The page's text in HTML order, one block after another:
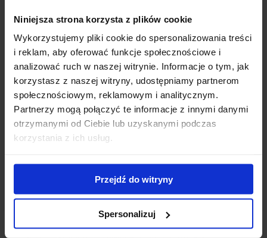
Niniejsza strona korzysta z plików cookie
Wykorzystujemy pliki cookie do spersonalizowania treści
i reklam, aby oferować funkcje społecznościowe i
analizować ruch w naszej witrynie. Informacje o tym, jak
korzystasz z naszej witryny, udostępniamy partnerom
społecznościowym, reklamowym i analitycznym.
Partnerzy mogą połączyć te informacje z innymi danymi
otrzymanymi od Ciebie lub uzyskanymi podczas
korzystania z ich usług.
Przejdź do witryny
Spersonalizuj